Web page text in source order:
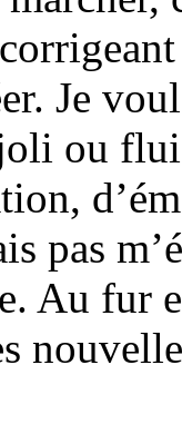
Je
ou
pas
Au fur